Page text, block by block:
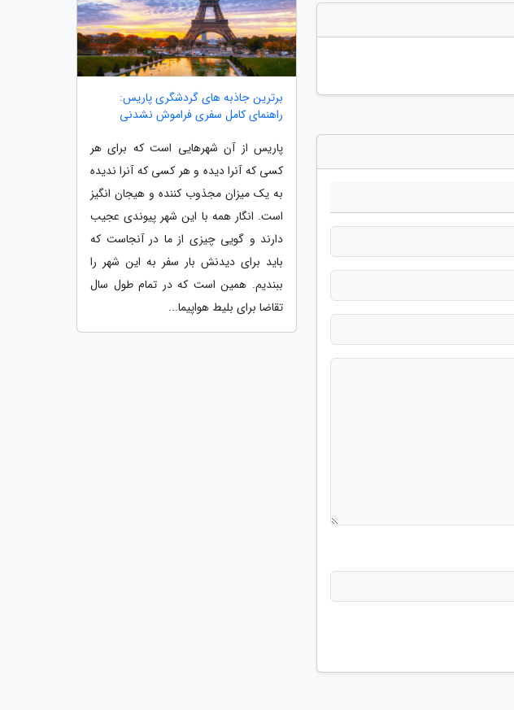
برترین جاذبه های گردشگری پاریس:
راهنمای کامل سفری فراموش نشدنی
پاریس از آن شهرهایی است که برای هر
کسی که آنرا دیده و هر کسی که آنرا ندیده
به یک میزان مجذوب کننده و هیجان انگیز
است. انگار همه با این شهر پیوندی عجیب
دارند و گویی چیزی از ما در آنجاست که
باید برای دیدنش بار سفر به این شهر را
ببندیم. همین است که در تمام طول سال
تقاضا برای بلیط هواپیما...